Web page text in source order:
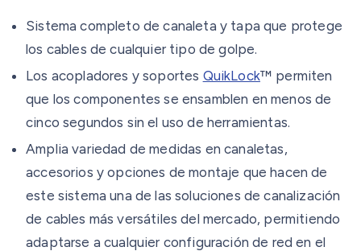
Sistema completo de canaleta y tapa que protege
los cables de cualquier tipo de golpe.
Los acopladores y soportes QuikLock™ permiten
que los componentes se ensamblen en menos de
cinco segundos sin el uso de herramientas.
Amplia variedad de medidas en canaletas,
accesorios y opciones de montaje que hacen de
este sistema una de las soluciones de canalización
de cables más versátiles del mercado, permitiendo
adaptarse a cualquier configuración de red en el